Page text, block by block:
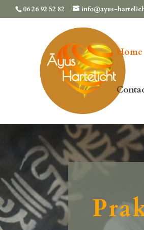
06 26 92 52 82 info@ayus-
Home